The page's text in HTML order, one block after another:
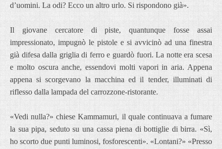
d’uomini. La odi? Ecco un altro urlo. Si rispondono già».
Il giovane cercatore di piste, quantunque fosse assai
impressionato, impugnò le pistole e si avvicinò ad una finestra
già difesa dalla griglia di ferro e guardò fuori. La notte era scesa
e molto oscura anche, essendovi molti vapori in aria. Appena
appena si scorgevano la macchina ed il tender, illuminati di
riflesso dalla lampada del carrozzone-ristorante.
«Vedi nulla?» chiese Kammamuri, il quale continuava a fumare
la sua pipa, seduto su una cassa piena di bottiglie di birra. «Sì,
ho scorto due punti luminosi, fosforescenti». «Lontani?» «Presso